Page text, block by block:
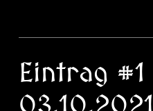
Eintrag